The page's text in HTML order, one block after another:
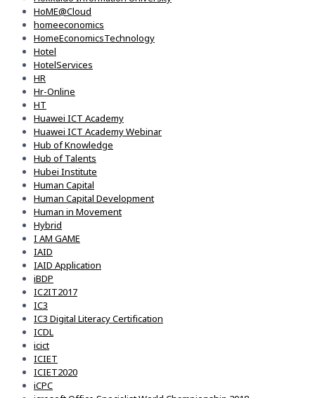
HoME@Cloud
homeeconomics
HomeEconomicsTechnology
Hotel
HotelServices
HR
Hr-Online
HT
Huawei ICT Academy
Huawei ICT Academy Webinar
Hub of Knowledge
Hub of Talents
Hubei Institute
Human Capital
Human Capital Development
Human in Movement
Hybrid
I AM GAME
IAID
IAID Application
iBDP
IC2IT2017
IC3
IC3 Digital Literacy Certification
ICDL
icict
ICIET
ICIET2020
iCPC